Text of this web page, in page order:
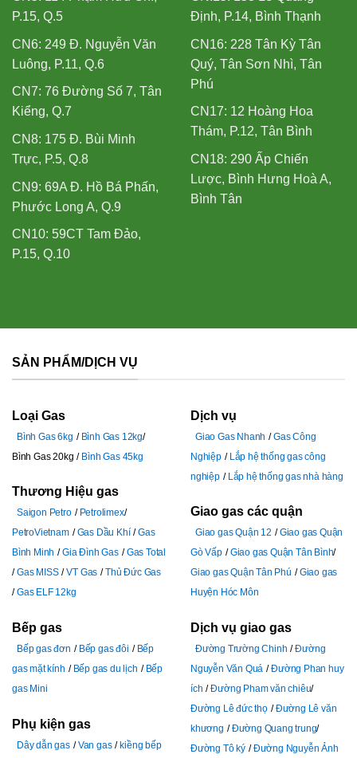
P.15, Q.5
CN6: 249 Đ. Nguyễn Văn
Luông, P.11, Q.6
CN7: 76 Đường Số 7, Tân
Kiểng, Q.7
CN8: 175 Đ. Bùi Minh
Trực, P.5, Q.8
CN9: 69A Đ. Hồ Bá Phấn,
Phước Long A, Q.9
CN10: 59CT Tam Đảo,
P.15, Q.10
Định, P.14, Bình Thạnh
CN16: 228 Tân Kỳ Tân
Quý, Tân Sơn Nhì, Tân
Phú
CN17: 12 Hoàng Hoa
Thám, P.12, Tân Bình
CN18: 290 Ấp Chiến
Lược, Bình Hưng Hoà A,
Bình Tân
SẢN PHẨM/DỊCH VỤ
Loại Gas
Bình Gas 6kg
Bình Gas 12kg
Bình Gas 20kg
Bình Gas 45kg
Thương Hiệu gas
Saigon Petro
Petrolimex
PetroVietnam
Gas Dầu Khí
Gas
Bình Minh
Gia Đình Gas
Gas Total
Gas MISS
VT Gas
Thủ Đức Gas
Gas ELF 12kg
Bếp gas
Bếp gas đơn Bếp gas đôi
Bếp
gas mặt kính
Bếp gas du lịch
Bếp
gas Mini
Phụ kiện gas
Dây dẫn gas Van gas
kiềng bếp
Dịch vụ
Giao Gas Nhanh
Gas Công
Nghiệp
Lắp hệ thống gas công
nghiệp
Lắp hệ thống gas nhà hàng
Giao gas các quận
Giao gas Quận 12
Giao gas Quận
Gò Vấp
Giao gas Quận Tân Bình
Giao gas Quận Tân Phú
Giao gas
Huyện Hóc Môn
Dịch vụ giao gas
Đường Trường Chinh
Đường
Nguyễn Văn Quá
Đường Phan huy
ích
Đường Pham văn chiêu
Đường Lê đức thọ
Đường Lê văn
khương
Đường Quang trung
Đường Tô ký
Đường Nguyễn Ảnh